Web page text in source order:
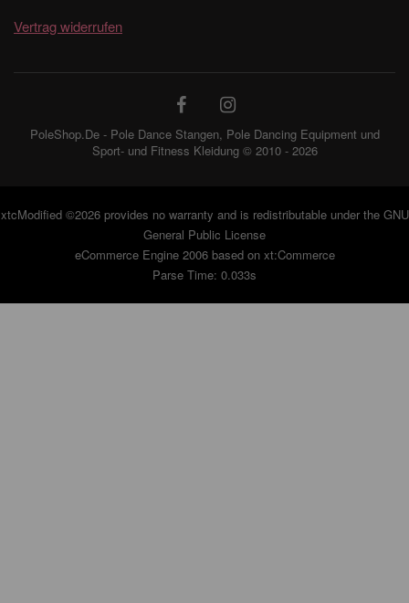
Vertrag widerrufen
PoleShop.De - Pole Dance Stangen, Pole Dancing Equipment und
Sport- und Fitness Kleidung © 2010 - 2026
xtcModified©2026 provides no warranty and is redistributable under the GNU
General Public License
eCommerce Engine 2006 based on xt:Commerce
Parse Time: 0.033s